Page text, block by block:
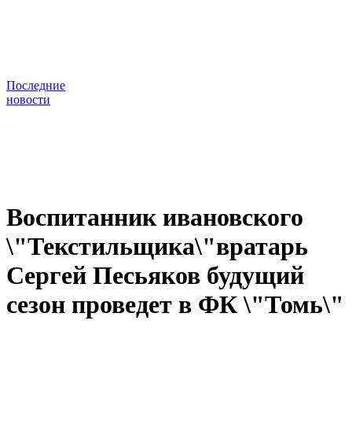
Последние
новости
Воспитанник ивановского
\"Текстильщика\"вратарь
Сергей Песьяков будущий
сезон проведет в ФК \"Томь\"